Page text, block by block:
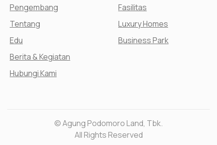
Pengembang
Tentang
Edu
Berita & Kegiatan
Hubungi Kami
Fasilitas
Luxury Homes
Business Park
© Agung Podomoro Land, Tbk.
All Rights Reserved